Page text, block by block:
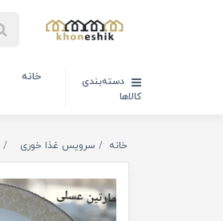
دسته‌بندی
کالاها
خانه
خانه سرویس غذا خوری